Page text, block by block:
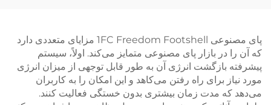
پای مصنوعی 1FC Freedom Footshell مزایای متعددی دارد
که آن را در بازار پای مصنوعی متمایز می‌کند. اولاً، سیستم
پیشرفته بازگشت انرژی آن به طور قابل توجهی از میزان انرژی
مورد نیاز برای راه رفتن می‌کاهد و این امکان را به کاربران
می‌دهد که مدت زمان بیشتری بدون خستگی فعالیت کنند.